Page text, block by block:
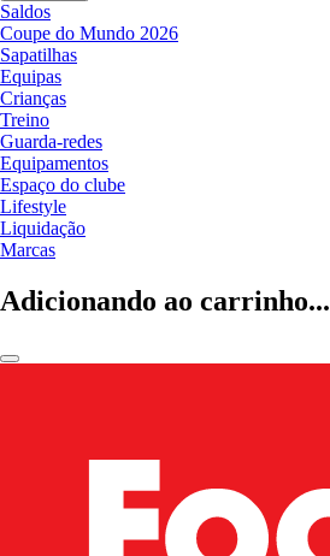
Saldos
Coupe do Mundo 2026
Sapatilhas
Equipas
Crianças
Treino
Guarda-redes
Equipamentos
Espaço do clube
Lifestyle
Liquidação
Marcas
Adicionando ao carrinho...